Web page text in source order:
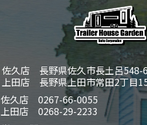
佐久店 長野県佐久市長土呂548-
上田店 長野県上田市常田2丁目
佐久店 0267-66-0055
上田店 0268-29-2233